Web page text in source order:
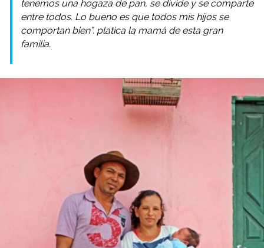
tenemos una hogaza de pan, se divide y se comparte
entre todos. Lo bueno es que todos mis hijos se
comportan bien”. platica la mamá de esta gran
familia.